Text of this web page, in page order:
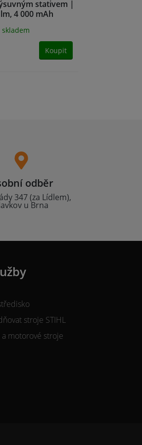
stativem |
4 000 mAh
skladem
Koupit
odběr
347 (za Lídlem),
u Brna
stroje STIHL
a motorové stroje